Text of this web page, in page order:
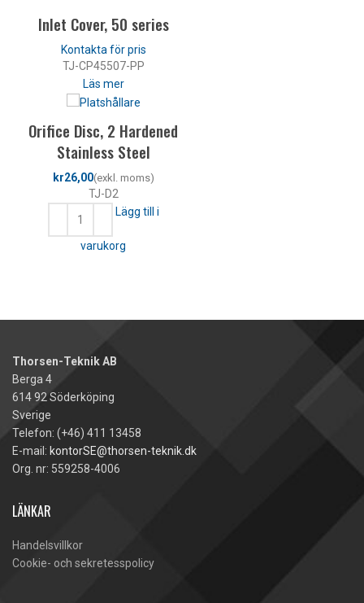
Inlet Cover, 50 series
TJ-CP45507-PP
Läs mer
Orifice Disc, 2 Hardened
Stainless Steel
kr
TJ-D2
Lägg till i
varukorg
Thorsen-Teknik AB
Berga 4
614 92 Söderköping
Sverige
Telefon: (+46) 411 13458
E-mail: kontorSE@thorsen-teknik.dk
Org. nr: 559258-4006
LÄNKAR
Handelsvillkor
Cookie- och sekretesspolicy